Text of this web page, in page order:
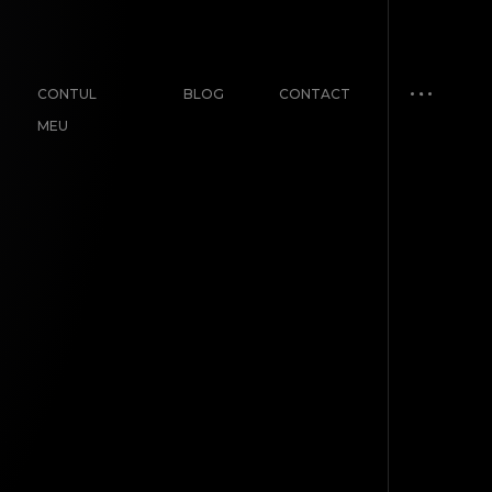
CONTUL
MEU
BLOG CONTACT